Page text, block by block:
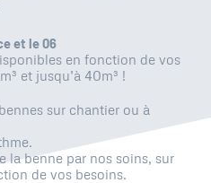
et le 06
en fonction de vos
et jusqu’à 40m³ !
sur chantier ou à
la benne par nos soins, sur
de vos besoins.